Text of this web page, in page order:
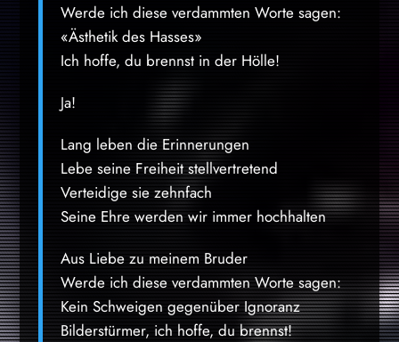
Werde ich diese verdammten Worte sagen:
«Ästhetik des Hasses»
Ich hoffe, du brennst in der Hölle!
Ja!
Lang leben die Erinnerungen
Lebe seine Freiheit stellvertretend
Verteidige sie zehnfach
Seine Ehre werden wir immer hochhalten
Aus Liebe zu meinem Bruder
Werde ich diese verdammten Worte sagen:
Kein Schweigen gegenüber Ignoranz
Bilderstürmer, ich hoffe, du brennst!